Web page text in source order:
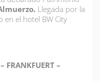
Llegada por la
en el hotel BW City
–